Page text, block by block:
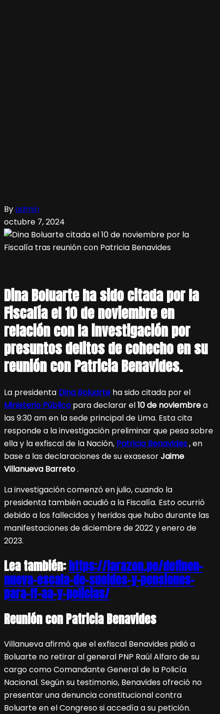
Byadmin
octubre 7, 2024
Dina Boluarte ha sido citada por la
Fiscalía el 10 de noviembre en
relación con la investigación por
presuntos delitos de cohecho en su
reunión con Patricia Benavides.
La presidenta Dina Boluarte ha sido citada por el
Ministerio Público para declarar el10 de noviembrea
las 9:30 am en la sede principal de Lima. Esta cita
responde a la investigación preliminar que pesa sobre
ella y la exfiscal de la Nación, Patricia Benavides, en
base a las declaraciones de su exasesorJaime
Villanueva Barreto.
La investigación comenzó en julio, cuando la
presidenta también acudió a la Fiscalía. Esto ocurrió
debido a los fallecidos y heridos que hubo durante las
manifestaciones de diciembre de 2022 y enero de
2023.
Lea también:https://larazon.pe/definen-
nueva-escala-de-sueldos-y-pensiones-
para-ff-aa-y-policias/
Reunión con Patricia Benavides
Villanueva afirmó que el exfiscal Benavides pidió a
Boluarte no retirar al general PNP Raúl Alfaro de su
cargo como Comandante General de la Policía
Nacional. Según su testimonio, Benavides ofreció no
presentar una denuncia constitucional contra
Boluarte en el Congreso si accedía a su petición.